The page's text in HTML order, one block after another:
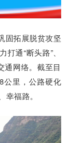
固拓展脱贫攻坚
通“断头路”、
通网络。截至目
公里，公路硬化
福路。